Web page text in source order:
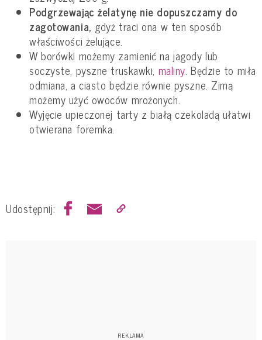
Podgrzewając żelatynę nie dopuszczamy do
zagotowania, gdyż traci ona w ten sposób
właściwości żelujące.
W borówki możemy zamienić na jagody lub
soczyste, pyszne truskawki, maliny. Będzie to miła
odmiana, a ciasto będzie równie pyszne. Zimą
możemy użyć owoców mrożonych.
Wyjęcie upieczonej tarty z białą czekoladą ułatwi
otwierana foremka.
Udostępnij: